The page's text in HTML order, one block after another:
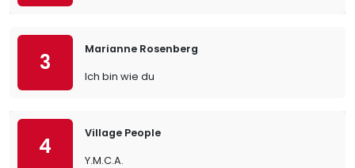
3
Marianne Rosenberg
Ich bin wie du
4
Village People
Y.M.C.A.